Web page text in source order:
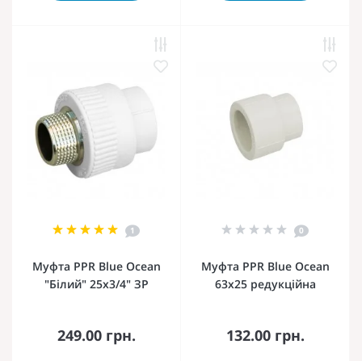
1
Муфта PPR Blue Ocean
"Білий" 25х3/4" ЗР
249.00 грн.
0
Муфта PPR Blue Ocean
63х25 редукційна
132.00 грн.